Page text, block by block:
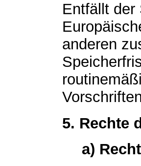
Entfällt der
anderen
5. Rechte
a)